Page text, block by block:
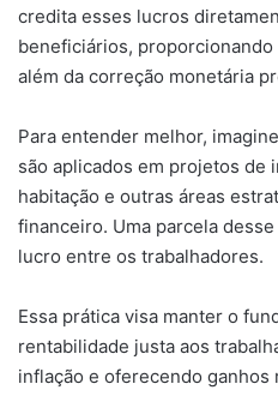
credita esses lucros
beneficiários,
além da correção monetária
Para entender melhor,
são aplicados em projetos de
habitação e outras áreas
financeiro. Uma parcela
lucro entre os trabalhadores.
Essa prática visa manter o
rentabilidade justa aos
inflação e oferecendo ganhos